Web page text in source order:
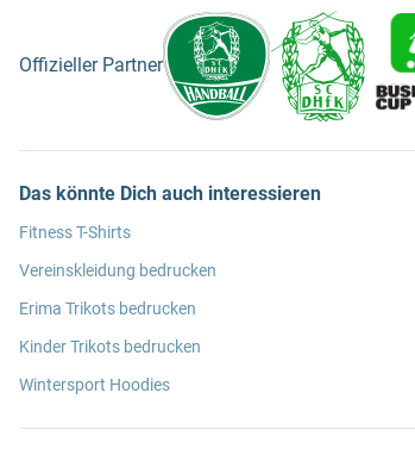
Offizieller Partner
Das könnte Dich auch interessieren
Fitness T-Shirts
Vereinskleidung bedrucken
Erima Trikots bedrucken
Kinder Trikots bedrucken
Wintersport Hoodies